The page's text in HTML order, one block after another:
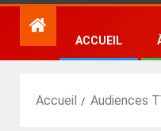
ACCUEIL
Accueil Audiences